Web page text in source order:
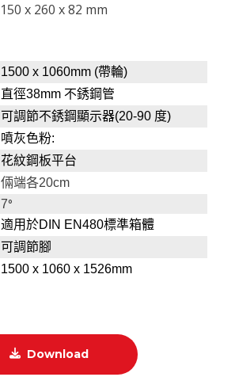
150 x 260 x 82 mm
1500 x 1060mm (帶輪)
直徑38mm 不銹鋼管
可調節不銹鋼顯示器(20-90 度)
噴灰色粉:
花紋鋼板平台
倆端各20cm
7°
適用於DIN EN480標準箱體
可調節腳
1500 x 1060 x 1526mm
Download